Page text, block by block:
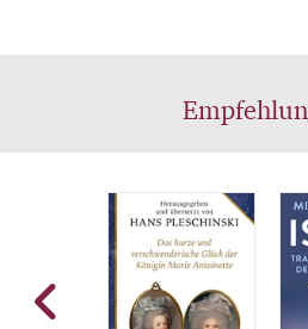
zur Schau; musikalische
riefen Aspekte der
in Erinnerung. Michael
schildert nicht nur den
produktiven Elan der